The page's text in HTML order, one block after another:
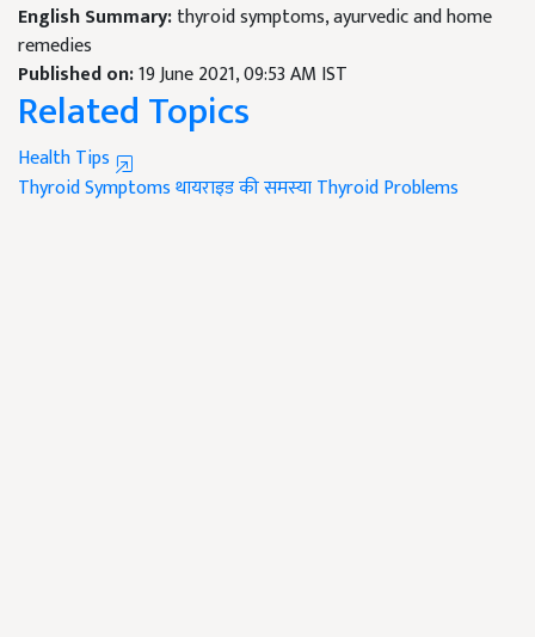
English Summary:thyroid symptoms, ayurvedic and home
remedies
Published on:19 June 2021, 09:53 AM IST
Related Topics
Health Tips
Thyroid Symptomsथायराइड की समस्याThyroid Problems